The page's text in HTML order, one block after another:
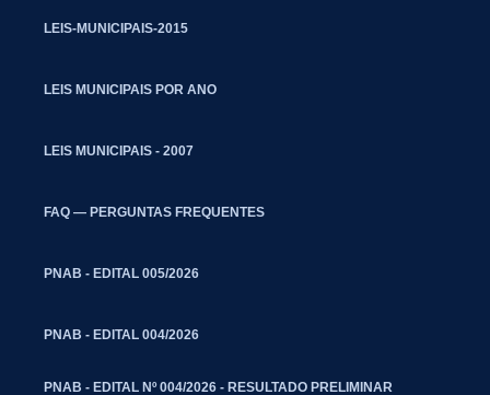
LEIS-MUNICIPAIS-2015
LEIS MUNICIPAIS POR ANO
LEIS MUNICIPAIS - 2007
FAQ — PERGUNTAS FREQUENTES
PNAB - EDITAL 005/2026
PNAB - EDITAL 004/2026
PNAB - EDITAL Nº 004/2026 - RESULTADO PRELIMINAR